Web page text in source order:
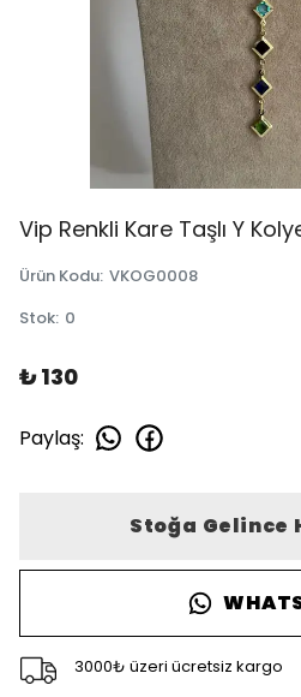
Vip Renkli Kare Taşlı Y
Ürün Kodu: VKOG0008
Stok: 0
₺ 130
Paylaş:
Stoğa Gelince
3000₺ üzeri ücretsiz kargo